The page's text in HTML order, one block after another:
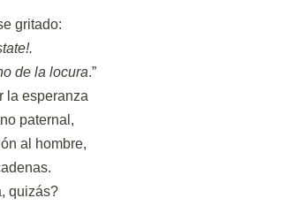
gritado:
de la locura.”
la esperanza
paternal,
al hombre,
quizás?